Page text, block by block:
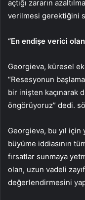
açtığı zararın
verilmesi gerektiğini
“En endişe verici
Georgieva, küresel
“Resesyonun
bir inişten kaçınarak
öngörüyoruz” dedi.
Georgieva, bu yıl
büyüme iddiasının
fırsatlar sunmaya
olan, uzun vadeli
değerlendirmesini